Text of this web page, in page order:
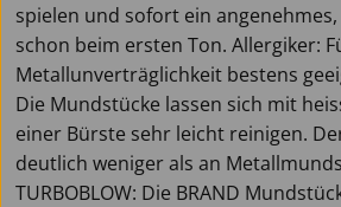
spielen und sofort ein
schon beim ersten Ton. Allergiker:
Metallunverträglichkeit bestens
Die Mundstücke lassen sich mit
einer Bürste sehr leicht reinigen.
deutlich weniger als an
TURBOBLOW: Die BRAND